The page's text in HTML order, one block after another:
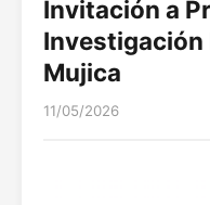
Invitación a
Investigación
Mujica
11/05/2026